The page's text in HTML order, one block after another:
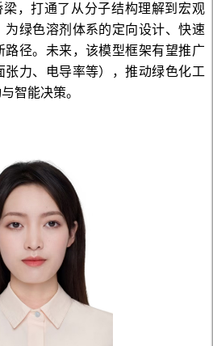
梁，打通了从分子结构理解到宏观
为绿色溶剂体系的定向设计、快速
路径。未来，该模型框架有望推广
张力、电导率等），推动绿色化工
智能决策。